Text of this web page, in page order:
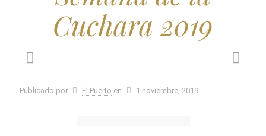
Cuchara 2019
Publicado por El Puerto en 1 noviembre, 2019